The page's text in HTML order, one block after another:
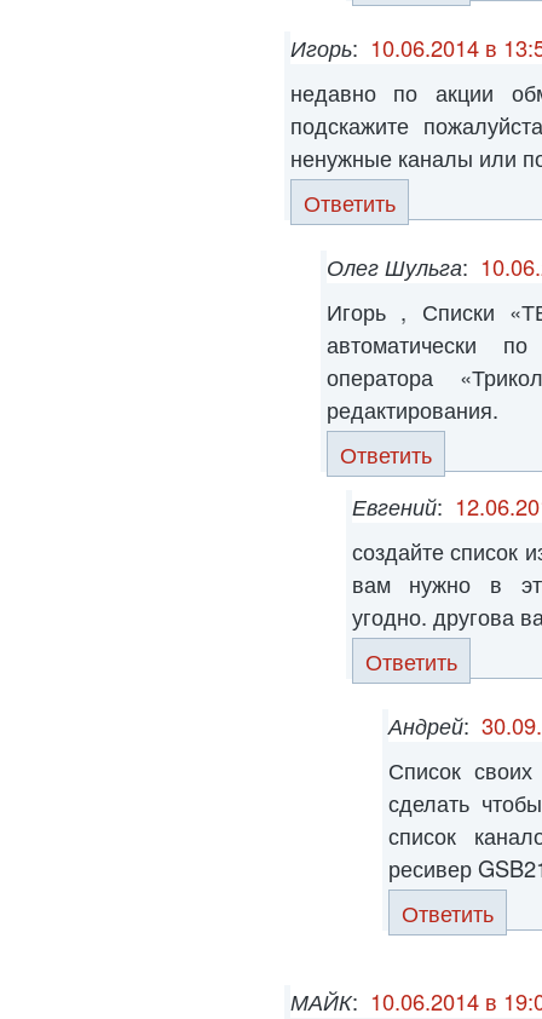
Игорь: 10.06.2014 в
недавно по акции
подскажите
ненужные каналы или
Ответить
Олег Шульга:
Игорь , Списки
автоматически
оператора
редактирования.
Ответить
Евгений:
создайте список
вам нужно в
угодно. другова
Ответить
Андрей:
Список
сделать
список
ресивер
Ответить
МАЙК: 10.06.2014 в